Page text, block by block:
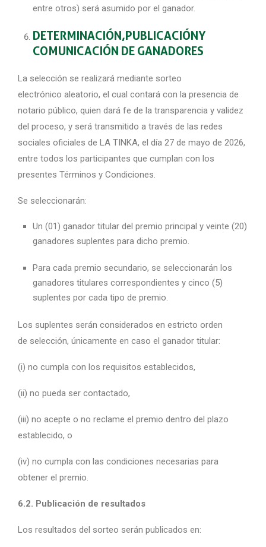
entre otros) será asumido por el ganador.
DETERMINACIÓN,PUBLICACIÓNY
COMUNICACIÓN DE GANADORES
La selección se realizará mediante sorteo
electrónico aleatorio, el cual contará con la presencia de
notario público, quien dará fe de la transparencia y validez
del proceso, y será transmitido a través de las redes
sociales oficiales de LA TINKA, el día 27 de mayo de 2026,
entre todos los participantes que cumplan con los
presentes Términos y Condiciones.
Se seleccionarán:
Un (01) ganador titular del premio principal y veinte (20)
ganadores suplentes para dicho premio.
Para cada premio secundario, se seleccionarán los
ganadores titulares correspondientes y cinco (5)
suplentes por cada tipo de premio.
Los suplentes serán considerados en estricto orden
de selección, únicamente en caso el ganador titular:
(i) no cumpla con los requisitos establecidos,
(ii) no pueda ser contactado,
(iii) no acepte o no reclame el premio dentro del plazo
establecido, o
(iv) no cumpla con las condiciones necesarias para
obtener el premio.
6.2. Publicación de resultados
Los resultados del sorteo serán publicados en: